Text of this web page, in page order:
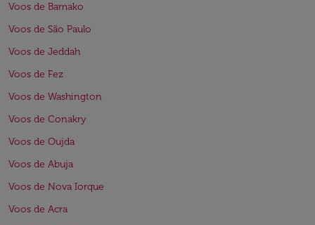
Voos de Bamako
Voos de São Paulo
Voos de Jeddah
Voos de Fez
Voos de Washington
Voos de Conakry
Voos de Oujda
Voos de Abuja
Voos de Nova Iorque
Voos de Acra